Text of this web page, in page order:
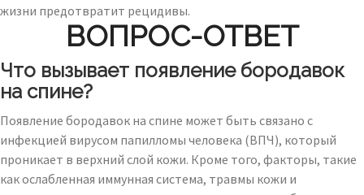
жизни предотвратит рецидивы.
ВОПРОС-ОТВЕТ
Что вызывает появление бородавок
на спине?
Появление бородавок на спине может быть связано с
инфекцией вирусом папилломы человека (ВПЧ), который
проникает в верхний слой кожи. Кроме того, факторы, такие
как ослабленная иммунная система, травмы кожи и